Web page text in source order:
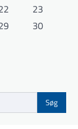
23
30